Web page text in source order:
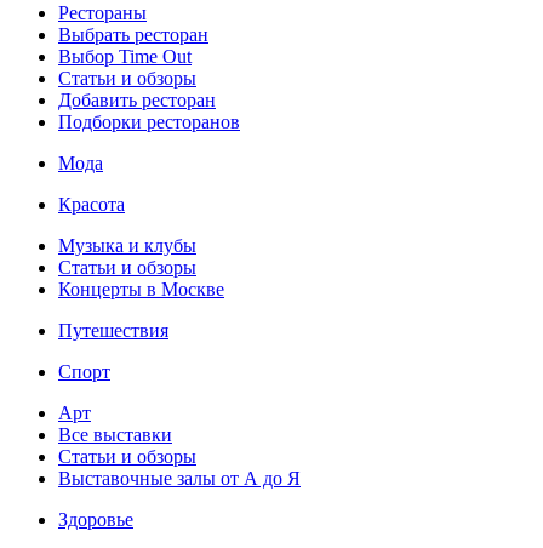
Рестораны
Выбрать ресторан
Выбор Time Out
Статьи и обзоры
Добавить ресторан
Подборки ресторанов
Мода
Красота
Музыка и клубы
Статьи и обзоры
Концерты в Москве
Путешествия
Спорт
Арт
Все выставки
Статьи и обзоры
Выставочные залы от А до Я
Здоровье